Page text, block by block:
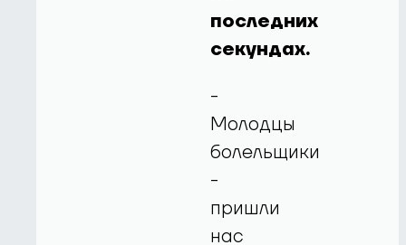
последних
секундах.
-
Молодцы
болельщики
-
пришли
нас